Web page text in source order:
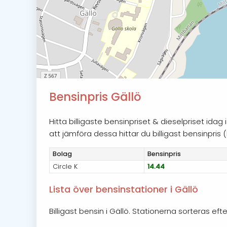
Bensinpris Gällö
Hitta billigaste bensinpriset & dieselpriset idag
att jämföra dessa hittar du billigast bensinpris
Bolag Bensinpris
Circle K
14.44
Lista över bensinstationer i Gällö
Billigast bensin i Gällö. Stationerna sorteras